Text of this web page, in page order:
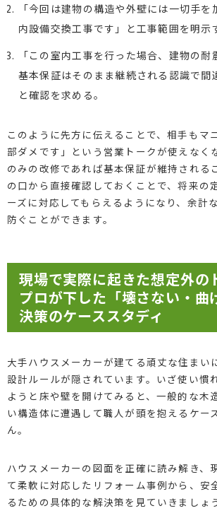
「今回は建物の構造や外壁には一切手
内設備交換工事です」と工事範囲を明示
「この室内工事を行った場合、建物の耐
基本保証はそのまま継続される認識で間
と確認を求める。
このように先方に伝えることで、相手もマ
部ダメです」という営業トークが使えなく
のみの改修であれば基本保証が維持される
の口から直接確認しておくことで、将来の
ーズに対応してもらえるようになり、余計
防ぐことができます。
現場で実際に起きた想定外の
プロが下した「壊さない・曲
決策のケーススタディ
大手ハウスメーカーが建てる頑丈な住まい
設計ルールが隠されています。いざ使い慣
ようと床や壁を開けてみると、一般的な木
い構造体に遭遇して職人が頭を抱えるケー
ん。
ハウスメーカーの図面を正確に読み解き、
て柔軟に対応したリフォーム事例から、安
るための具体的な解決策を見ていきましょう